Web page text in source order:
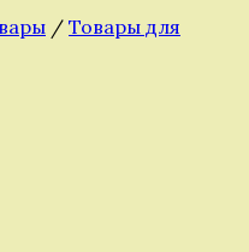
/ Товары для